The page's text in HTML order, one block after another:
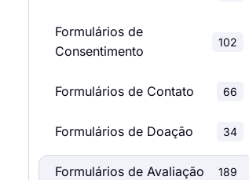
Formulários de
Consentimento
102
Formulários de Contato 66
Formulários de Doação 34
Formulários de Avaliação 189